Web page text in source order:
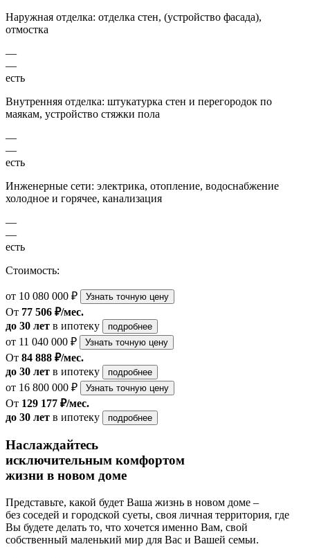
Наружная отделка: отделка стен, (устройство фасада),
отмостка
—
—
есть
Внутренняя отделка: штукатурка стен и перегородок по
маякам, устройство стяжки пола
—
—
есть
Инженерные сети: электрика, отопление, водоснабжение
холодное и горячее, канализация
—
—
есть
Стоимость:
от 10 080 000 ₽ Узнать точную цену
От 77 506 ₽/мес.
до 30 лет в ипотеку подробнее
от 11 040 000 ₽ Узнать точную цену
От 84 888 ₽/мес.
до 30 лет в ипотеку подробнее
от 16 800 000 ₽ Узнать точную цену
От 129 177 ₽/мес.
до 30 лет в ипотеку подробнее
Наслаждайтесь
исключительным комфортом
жизни в новом доме
Представьте, какой будет Ваша жизнь в новом доме –
без соседей и городской суеты, своя личная территория, где
Вы будете делать то, что хочется именно Вам, свой
собственный маленький мир для Вас и Вашей семьи.